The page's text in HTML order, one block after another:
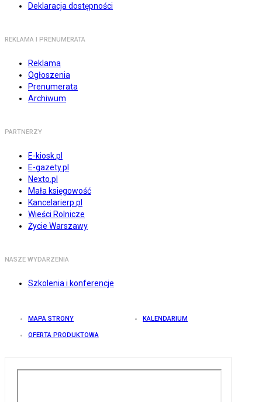
Deklaracja dostępności
REKLAMA I PRENUMERATA
Reklama
Ogłoszenia
Prenumerata
Archiwum
PARTNERZY
E-kiosk.pl
E-gazety.pl
Nexto.pl
Mała księgowość
Kancelarierp.pl
Wieści Rolnicze
Życie Warszawy
NASZE WYDARZENIA
Szkolenia i konferencje
MAPA STRONY KALENDARIUM
OFERTA PRODUKTOWA